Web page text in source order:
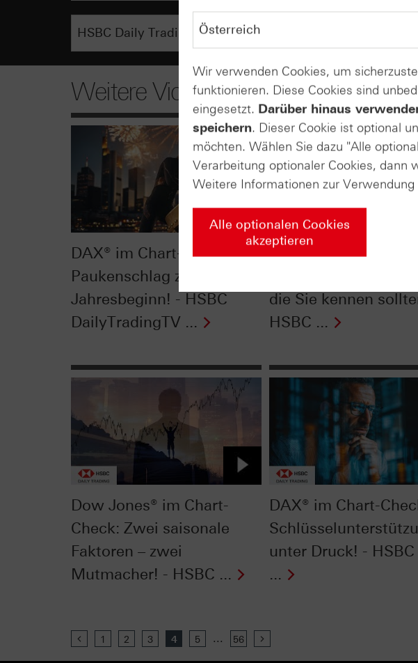
Weitere Videos
DAX® im Chart-Check:
Paukenschlag zu
Jahresbeginn! - HSBC
DailyTradingTV ...
Dow Jones® im Chart-
die Sie kennen
HSBC ...
Dow Jones® im Chart-
Check: Zwei saisonale
Faktoren – zwei
Mutmacher! - HSBC ...
DAX® im Chart-
unter Druck! -
...
Previous
1 2 3 4 5 ... 56
Wir verwenden Cookies, um
funktionieren. Diese Cookies sind
eingesetzt. Darüber hinaus
speichern. Dieser Cookie ist optional
möchten. Wählen Sie dazu "Alle
Verarbeitung optionaler Cookies, dann
Weitere Informationen zur
Alle optionalen Cookies
akzeptieren